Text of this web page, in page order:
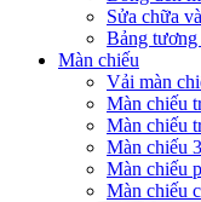
Sửa chữa
Bảng tương
Màn chiếu
Vải màn
Màn chiếu
Màn chiếu
Màn chiếu
Màn chiếu
Màn chiếu